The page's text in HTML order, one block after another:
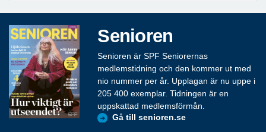
Senioren
Senioren är SPF Seniorernas
medlemstidning och den kommer ut med
nio nummer per år. Upplagan är nu uppe i
205 400 exemplar. Tidningen är en
uppskattad medlemsförmån.
Gå till senioren.se